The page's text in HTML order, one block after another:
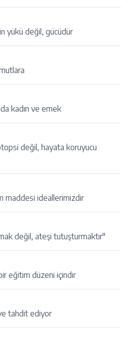
yükü değil, gücüdür
kadın ve emek
değil, hayata koruyucu
maddesi ideallerimizdir
değil, ateşi tutuşturmaktır"
eğitim düzeni içindir
tahdit ediyor